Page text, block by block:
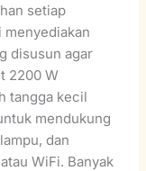
setiap
menyediakan
disusun agar
2200 W
tangga kecil
mendukung
dan
WiFi. Banyak